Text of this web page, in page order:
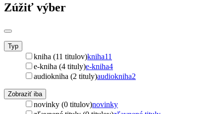
Zúžiť výber
Typ
kniha (11 titulov)kniha11
e-kniha (4 tituly)e-kniha4
audiokniha (2 tituly)audiokniha2
Zobraziť iba
novinky (0 titulov)novinky